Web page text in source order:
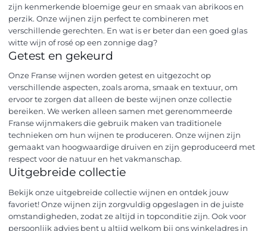
zijn kenmerkende bloemige geur en smaak van abrikoos en
perzik. Onze wijnen zijn perfect te combineren met
verschillende gerechten. En wat is er beter dan een goed glas
witte wijn of rosé op een zonnige dag?
Getest en gekeurd
Onze Franse wijnen worden getest en uitgezocht op
verschillende aspecten, zoals aroma, smaak en textuur, om
ervoor te zorgen dat alleen de beste wijnen onze collectie
bereiken. We werken alleen samen met gerenommeerde
Franse wijnmakers die gebruik maken van traditionele
technieken om hun wijnen te produceren. Onze wijnen zijn
gemaakt van hoogwaardige druiven en zijn geproduceerd met
respect voor de natuur en het vakmanschap.
Uitgebreide collectie
Bekijk onze uitgebreide collectie wijnen en ontdek jouw
favoriet! Onze wijnen zijn zorgvuldig opgeslagen in de juiste
omstandigheden, zodat ze altijd in topconditie zijn. Ook voor
persoonlijk advies bent u altijd welkom bij ons winkeladres in